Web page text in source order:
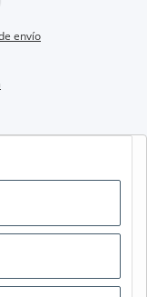
envío
LA RÉGION ET LA
CH (FR)